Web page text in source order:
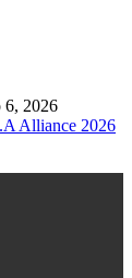
6, 2026
Alliance 2026